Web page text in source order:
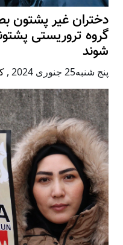
دختران غیر پشتون
گروه تروریستی
شوند
پنج شنبه25 جنوری 2024 ,